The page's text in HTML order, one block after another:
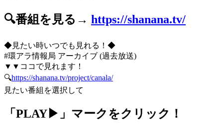
🔍番組を見る→ https://shanana.tv/
◆見たい時いつでも見れる！◆
#環アラ情報局 アーカイブ (過去放送)
▼▼ココで見れます！
🔍https://shanana.tv/project/canala/
見たい番組を選択して
「PLAY▶」マークをクリック！